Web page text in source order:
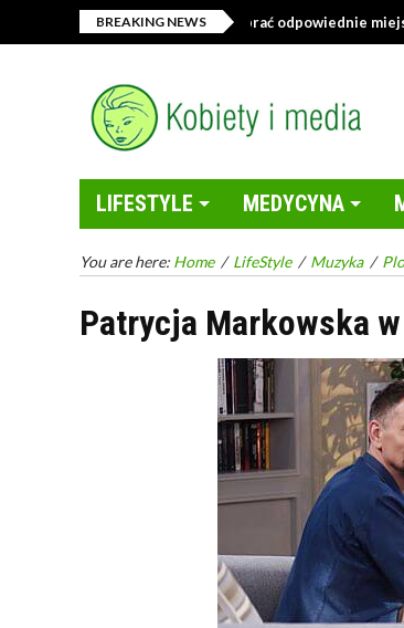
BREAKING NEWS
z tekstyliami – jak wybrać odpowiednie miejsce na
LIFESTYLE MEDYCYNA
You are here: Home / LifeStyle / Muzyka /
Patrycja Markowska